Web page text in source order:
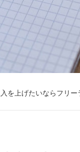
を上げたいならフリー